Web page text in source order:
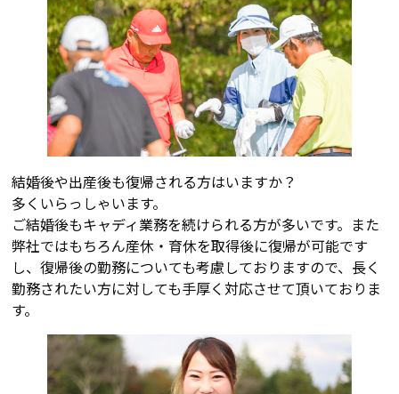
結婚後や出産後も復帰される方はいますか？
多くいらっしゃいます。
ご結婚後もキャディ業務を続けられる方が多いです。また
弊社ではもちろん産休・育休を取得後に復帰が可能です
し、復帰後の勤務についても考慮しておりますので、長く
勤務されたい方に対しても手厚く対応させて頂いておりま
す。